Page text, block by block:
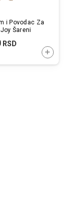
i Povodac Za
Šareni
RSD